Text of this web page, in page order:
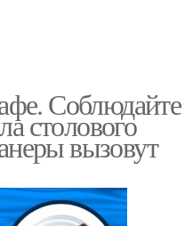
Соблюдайте
столового
вызовут